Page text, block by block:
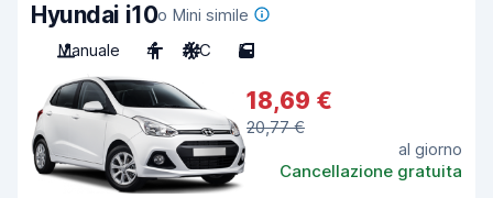
Hyundai i10o Mini simile
Manuale
4 A/C 5
18,69 €
20,77 €
al giorno
Cancellazione gratuita